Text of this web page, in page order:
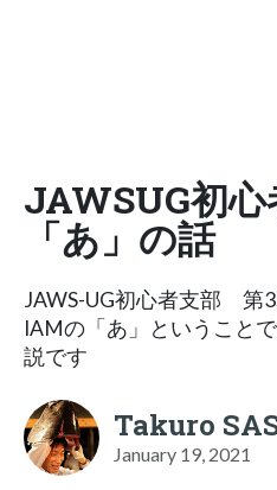
JAWSUG初
「あ」の話
JAWS-UG初心者支部 第
IAMの「あ」ということ
説です
Takuro
January 19, 2021